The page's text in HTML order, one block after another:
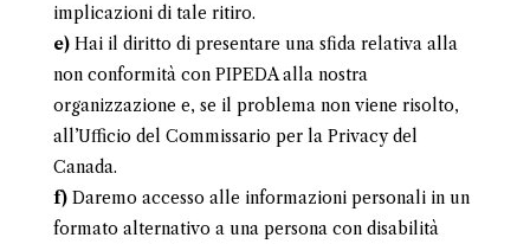
implicazioni di tale ritiro.
Hai il diritto di presentare una sfida relativa alla
non conformità con PIPEDA alla nostra
organizzazione e, se il problema non viene risolto,
all’Ufficio del Commissario per la Privacy del
Canada.
Daremo accesso alle informazioni personali in un
formato alternativo a una persona con disabilità